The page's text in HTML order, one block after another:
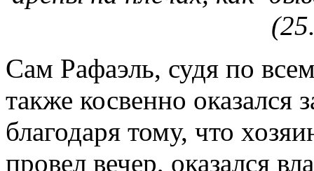
Сам Рафаэль, судя по
также косвенно оказался
благодаря тому, что
провел вечер, оказался